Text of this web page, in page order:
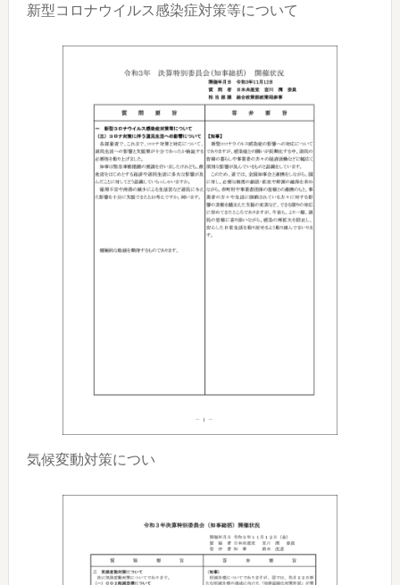
新型コロナウイルス感染症対策等について
気候変動対策につい